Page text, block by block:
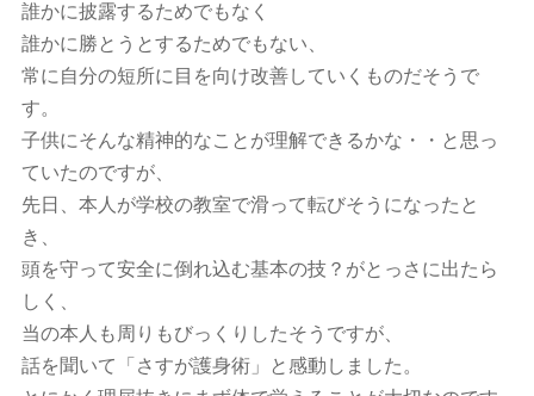
誰かに披露するためでもなく
誰かに勝とうとするためでもない、
常に自分の短所に目を向け改善していくものだそうで
す。
子供にそんな精神的なことが理解できるかな・・と思っ
ていたのですが、
先日、本人が学校の教室で滑って転びそうになったと
き、
頭を守って安全に倒れ込む基本の技？がとっさに出たら
しく、
当の本人も周りもびっくりしたそうですが、
話を聞いて「さすが護身術」と感動しました。